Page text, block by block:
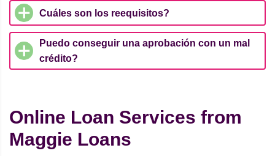
Cuáles son los reequisitos?
Puedo conseguir una aprobación con un mal
crédito?
Online Loan Services from
Maggie Loans